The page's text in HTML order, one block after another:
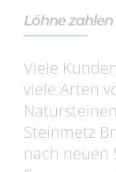
Löhne
Viele
viele Arten
Steinmetz
nach neuen